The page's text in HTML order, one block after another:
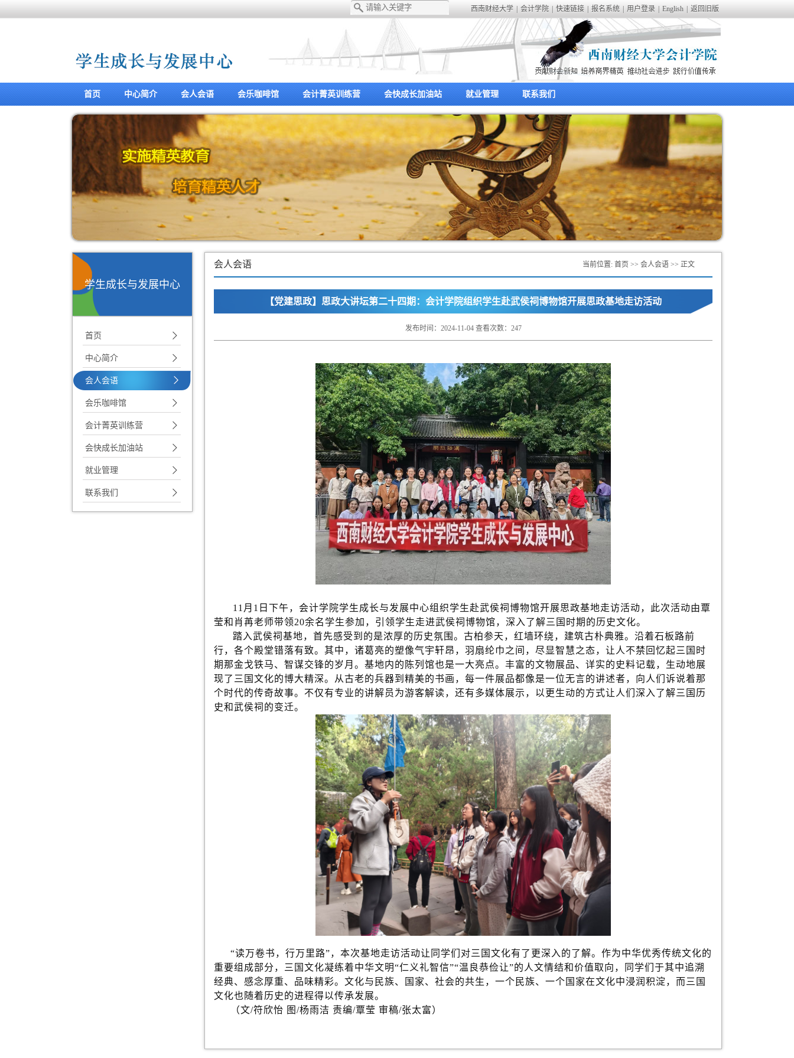
西南财经大学 会计学院 快速链接 报名系统 用户登录 English 返回旧版
首页 中心简介 会人会语 会乐咖啡馆 会计菁英训练营 会快成长加油站 就业管理 联系我们
学生成长与发展中心
首页
中心简介
会人会语
会乐咖啡馆
会计菁英训练营
会快成长加油站
就业管理
联系我们
会人会语 当前位置: 首页 >> 会人会语 >> 正文
【党建思政】思政大讲坛第二十四期：会计学院组织学生赴武侯祠博物馆开展思政基地走访活动
发布时间：2024-11-04 查看次数： 247
11月1日下午，会计学院学生成长与发展中心组织学生赴武侯祠博物馆开展思政基地走访活动，此次活动由覃
莹和肖苒老师带领20余名学生参加，引领学生走进武侯祠博物馆，深入了解三国时期的历史文化。
踏入武侯祠基地，首先感受到的是浓厚的历史氛围。古柏参天，红墙环绕，建筑古朴典雅。沿着石板路前
行，各个殿堂错落有致。其中，诸葛亮的塑像气宇轩昂，羽扇纶巾之间，尽显智慧之态，让人不禁回忆起三国时
期那金戈铁马、智谋交锋的岁月。基地内的陈列馆也是一大亮点。丰富的文物展品、详实的史料记载，生动地展
现了三国文化的博大精深。从古老的兵器到精美的书画，每一件展品都像是一位无言的讲述者，向人们诉说着那
个时代的传奇故事。不仅有专业的讲解员为游客解读，还有多媒体展示，以更生动的方式让人们深入了解三国历
史和武侯祠的变迁。
“读万卷书，行万里路”，本次基地走访活动让同学们对三国文化有了更深入的了解。作为中华优秀传统文化的
重要组成部分，三国文化凝练着中华文明“仁义礼智信”“温良恭俭让”的人文情结和价值取向，同学们于其中追溯
经典、感念厚重、品味精彩。文化与民族、国家、社会的共生，一个民族、一个国家在文化中浸润积淀，而三国
文化也随着历史的进程得以传承发展。
（文/符欣怡 图/杨雨洁 责编/覃莹 审稿/张太富）